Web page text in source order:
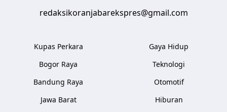
redaksikoranjabarekspres@gmail.com
Kupas Perkara
Bogor Raya
Bandung Raya
Jawa Barat
Gaya Hidup
Teknologi
Otomotif
Hiburan